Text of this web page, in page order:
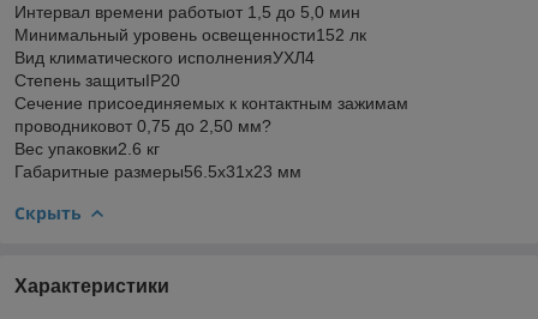
Интервал времени работыот 1,5 до 5,0 мин
Минимальный уровень освещенности152 лк
Вид климатического исполненияУХЛ4
Степень защитыIP20
Сечение присоединяемых к контактным зажимам
проводниковот 0,75 до 2,50 мм?
Вес упаковки2.6 кг
Габаритные размеры56.5х31х23 мм
Скрыть
Характеристики